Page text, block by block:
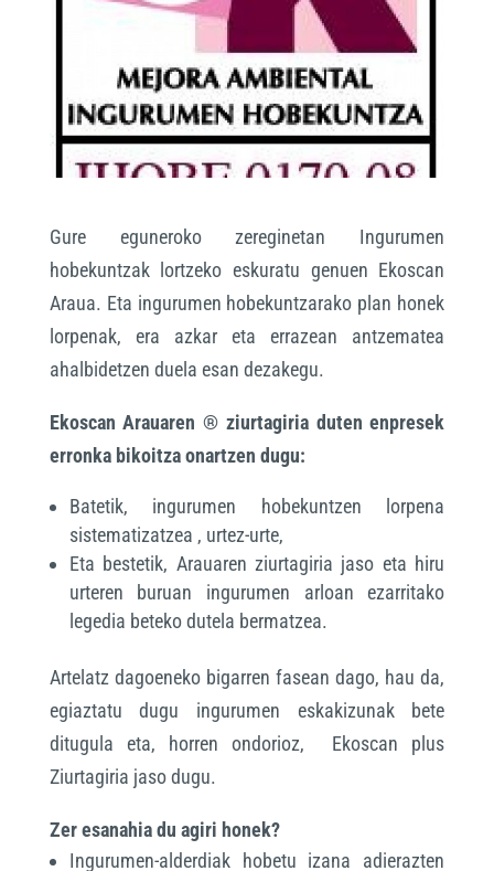
Gure eguneroko zereginetan Ingurumen
hobekuntzak lortzeko eskuratu genuen Ekoscan
Araua. Eta ingurumen hobekuntzarako plan honek
lorpenak, era azkar eta errazean antzematea
ahalbidetzen duela esan dezakegu.
Ekoscan Arauaren ® ziurtagiria duten enpresek
erronka bikoitza onartzen dugu:
Batetik, ingurumen hobekuntzen lorpena
sistematizatzea , urtez-urte,
Eta bestetik, Arauaren ziurtagiria jaso eta hiru
urteren buruan ingurumen arloan ezarritako
legedia beteko dutela bermatzea.
Artelatz dagoeneko bigarren fasean dago, hau da,
egiaztatu dugu ingurumen eskakizunak bete
ditugula eta, horren ondorioz, Ekoscan plus
Ziurtagiria jaso dugu.
Zer esanahia du agiri honek?
Ingurumen-alderdiak hobetu izana adierazten